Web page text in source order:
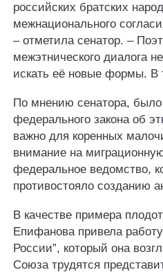
российских братских
межнационального
– отметила сенатор. –
межэтнического диалога
искать её новые формы. В
По мнению сенатора, было
федерального закона об
важно для коренных
внимание на
федеральное ведомство,
противостояло созданию
В качестве примера
Епифанова привела
России”, который она
Союза трудятся